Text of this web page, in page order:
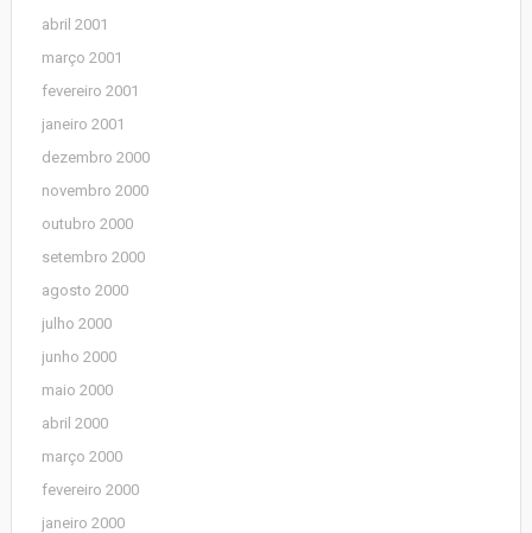
abril 2001
março 2001
fevereiro 2001
janeiro 2001
dezembro 2000
novembro 2000
outubro 2000
setembro 2000
agosto 2000
julho 2000
junho 2000
maio 2000
abril 2000
março 2000
fevereiro 2000
janeiro 2000